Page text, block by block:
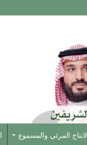
الانتاج المرئي والمسموع